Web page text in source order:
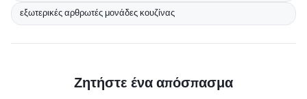
εξωτερικές αρθρωτές μονάδες κουζίνας
Ζητήστε ένα απόσπασμα